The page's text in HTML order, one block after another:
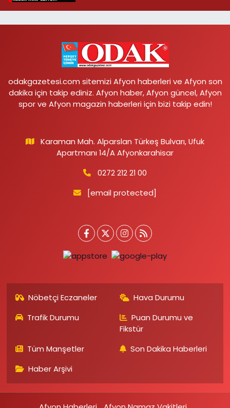
odakgazetesi.com sitemizi Afyon haberleri ve Afyon son
dakika için takip ediniz. Afyon haber, Afyon güncel, Afyon
spor ve Afyon magazin haberleri için bizi takip edin!
Karaman Mah. Alparslan Türkeş Bulvarı, Ufuk
Apartmanı 14/A Afyonkarahisar
0272 212 21 00
[email protected]
Nöbetçi Eczaneler
Hava Durumu
Trafik Durumu
Puan Durumu ve
Fikstür
Tüm Manşetler
Son Dakika Haberleri
Haber Arşivi